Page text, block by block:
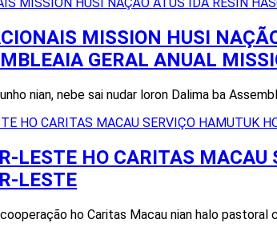
MISSION HUSI
GERAL ANUAL
nian, nebe sai nudar loron Dalima ba
LESTE HO CARITAS
LESTE
ho Caritas Macau nian halo